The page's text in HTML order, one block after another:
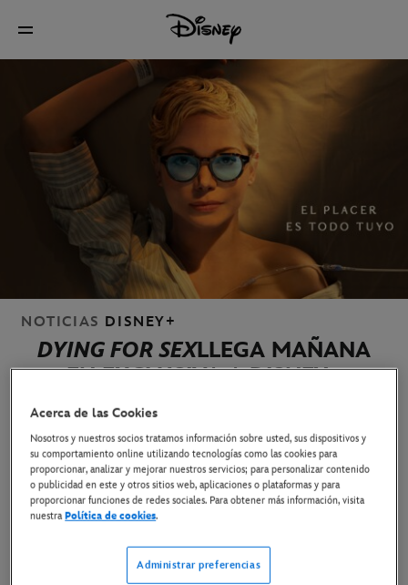
NOTICIAS DISNEY+
DYING FOR SEXLLEGA MAÑANA
EN EXCLUSIVA A DISNEY+
2 de abril de 2025
Copiar Artículo
La miniserie de ocho episodios está inspirada en
la historia real de Molly Kochan, interpretada por
Michelle Williams, una mujer con cáncer
Acerca de las Cookies
Nosotros y nuestros socios tratamos información sobre usted, sus dispositivos y
su comportamiento online utilizando tecnologías como las cookies para
proporcionar, analizar y mejorar nuestros servicios; para personalizar contenido
o publicidad en este y otros sitios web, aplicaciones o plataformas y para
proporcionar funciones de redes sociales. Para obtener más información, visita
nuestraPolítica de cookies.
Administrar preferencias